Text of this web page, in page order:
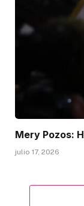
Mery Pozos:
julio 17, 2026